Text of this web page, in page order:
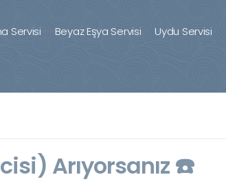
Servisi Beyaz Eşya Servisi Uydu Servisi
Arıyorsanız ☎️